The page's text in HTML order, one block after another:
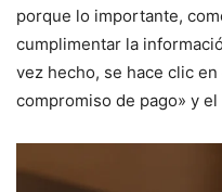
porque lo importante,
cumplimentar la
vez hecho, se hace clic
compromiso de pago» y